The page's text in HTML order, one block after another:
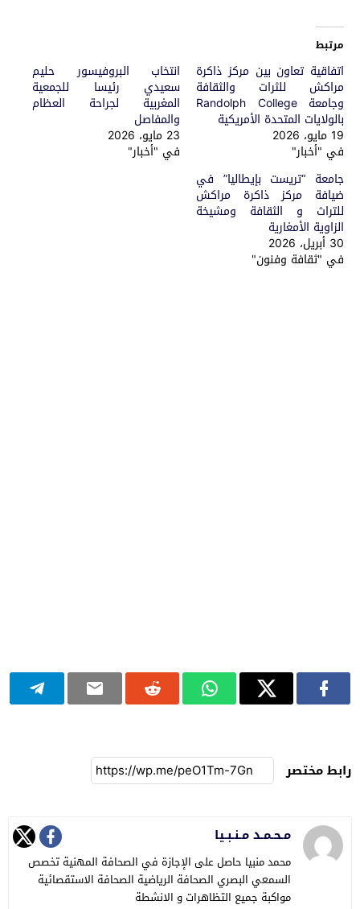
مرتبط
اتفاقية تعاون بين مركز ذاكرة
مراكش للثرات والثقافة
وجامعة Randolph College
بالولايات المتحدة الأمريكية
19 مايو، 2026
في "أخبار"
انتخاب البروفيسور حليم
سعيدي رئيسا للجمعية
المغربية لجراحة العظام
والمفاصل
23 مايو، 2026
في "أخبار"
جامعة “تريست بإيطاليا” في
ضيافة مركز ذاكرة مراكش
للتراث و الثقافة ومشيخة
الزاوية الأمغارية
30 أبريل، 2026
في "ثقافة وفنون"
رابط مختصر
مـحـمـد مـنـبـيا
محمد منبيا حاصل على الإجازة في الصحافة المهنية تخصص
السمعي البصري الصحافة الرياضية الصحافة الاستقصائية
مواكبة جميع التظاهرات و الانشطة